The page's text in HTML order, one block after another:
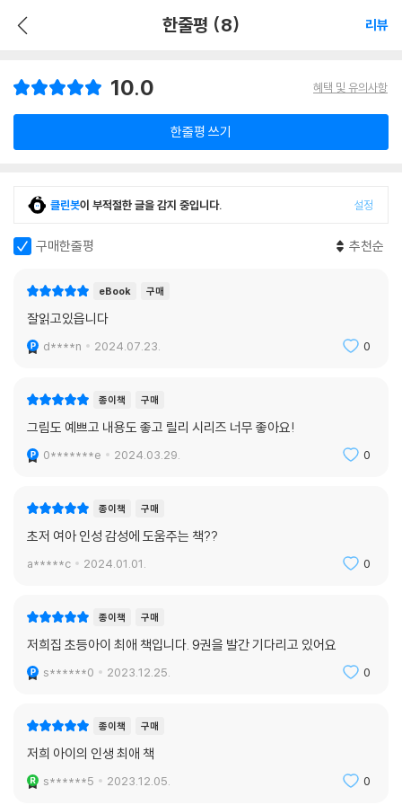
한줄평 (8) 리뷰
10.0 혜택 및 유의사항
한줄평 쓰기
클린봇이 부적절한 글을 감지 중입니다. 설정
구매한줄평 추천순
eBook 구매
잘읽고있읍니다
d****n 2024.07.23. 0
종이책 구매
그림도 예쁘고 내용도 좋고 릴리 시리즈 너무 좋아요!
0*******e 2024.03.29. 0
종이책 구매
초저 여아 인성 감성에 도움주는 책??
a*****c 2024.01.01. 0
종이책 구매
저희집 초등아이 최애 책입니다. 9권을 발간 기다리고 있어요
s******0 2023.12.25. 0
종이책 구매
저희 아이의 인생 최애 책
s******5 2023.12.05. 0